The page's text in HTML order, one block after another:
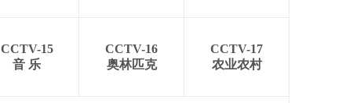
CCTV-15
音 乐
CCTV-16
奥林匹克
CCTV-17
农业农村